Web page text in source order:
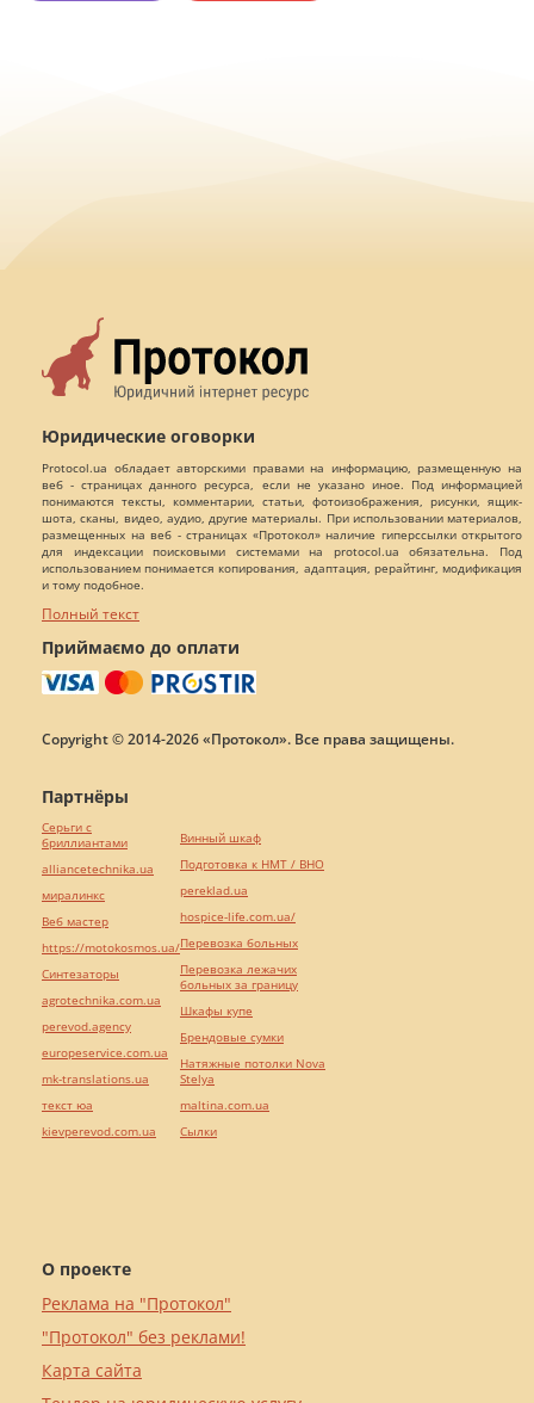
Юридические оговорки
Protocol.ua обладает авторскими правами на информацию, размещенную на
веб - страницах данного ресурса, если не указано иное. Под информацией
понимаются тексты, комментарии, статьи, фотоизображения, рисунки, ящик-
шота, сканы, видео, аудио, другие материалы. При использовании материалов,
размещенных на веб - страницах «Протокол» наличие гиперссылки открытого
для индексации поисковыми системами на protocol.ua обязательна. Под
использованием понимается копирования, адаптация, рерайтинг, модификация
и тому подобное.
Полный текст
Приймаємо до оплати
Copyright © 2014-2026 «Протокол». Все права защищены.
О проекте
Реклама на "Протокол"
"Протокол" без реклами!
Карта сайта
Партнёры
Серьги с
бриллиантами
alliancetechnika.ua
миралинкс
Веб мастер
https://motokosmos.ua/
Синтезаторы
agrotechnika.com.ua
perevod.agency
europeservice.com.ua
mk-translations.ua
текст юа
kievperevod.com.ua
Винный шкаф
Подготовка к НМТ / ВНО
pereklad.ua
hospice-life.com.ua/
Перевозка больных
Перевозка лежачих
больных за границу
Шкафы купе
Брендовые сумки
Натяжные потолки Nova
Stelya
maltina.com.ua
Cылки